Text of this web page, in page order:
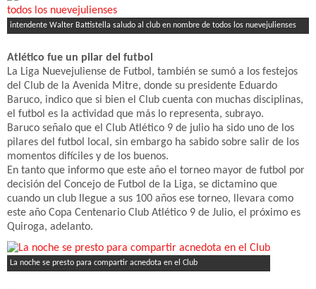
intendente Walter Battistella saludo al club en nombre de todos los nuevejulienses
Atlético fue un pilar del futbol
La Liga Nuevejuliense de Futbol, también se sumó a los festejos
del Club de la Avenida Mitre, donde su presidente Eduardo
Baruco, indico que si bien el Club cuenta con muchas disciplinas,
el futbol es la actividad que más lo representa, subrayo.
Baruco señalo que el Club Atlético 9 de julio ha sido uno de los
pilares del futbol local, sin embargo ha sabido sobre salir de los
momentos difíciles y de los buenos.
En tanto que informo que este año el torneo mayor de futbol por
decisión del Concejo de Futbol de la Liga, se dictamino que
cuando un club llegue a sus 100 años ese torneo, llevara como
este año Copa Centenario Club Atlético 9 de Julio, el próximo es
Quiroga, adelanto.
La noche se presto para compartir acnedota en el Club